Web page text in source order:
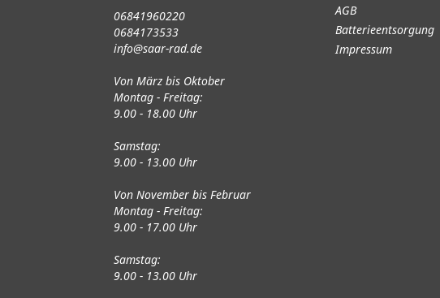
06841960220
0684173533
info@saar-rad.de
Von März bis Oktober
Montag - Freitag:
9.00 - 18.00 Uhr
Samstag:
9.00 - 13.00 Uhr
Von November bis Februar
Montag - Freitag:
9.00 - 17.00 Uhr
Samstag:
9.00 - 13.00 Uhr
AGB
Batterieentsorgung
Impressum